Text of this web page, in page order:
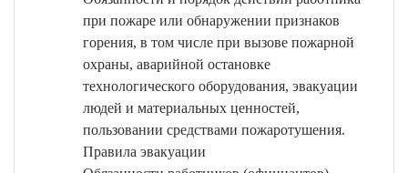
при пожаре или обнаружении признаков
горения, в том числе при вызове пожарной
охраны, аварийной остановке
технологического оборудования, эвакуации
людей и материальных ценностей,
пользовании средствами пожаротушения.
Правила эвакуации